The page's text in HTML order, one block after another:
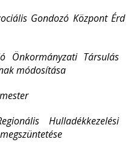
Gondozó Központ Érd
Önkormányzati Társulás
módosítása
Hulladékkezelési